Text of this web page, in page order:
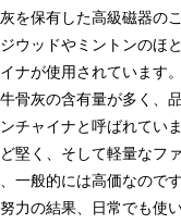
を保有した高級磁器の
ウッドやミントンのほ
ナが使用されています
骨灰の含有量が多く、
チャイナと呼ばれてい
堅く、そして軽量なフ
一般的には高価なので
力の結果、日常でも使